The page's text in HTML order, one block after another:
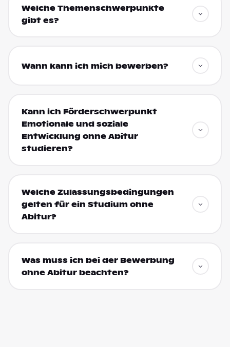
Welche Themenschwerpunkte
gibt es?
Wann kann ich mich bewerben?
Kann ich Förderschwerpunkt
Emotionale und soziale
Entwicklung ohne Abitur
studieren?
Welche Zulassungsbedingungen
gelten für ein Studium ohne
Abitur?
Was muss ich bei der Bewerbung
ohne Abitur beachten?